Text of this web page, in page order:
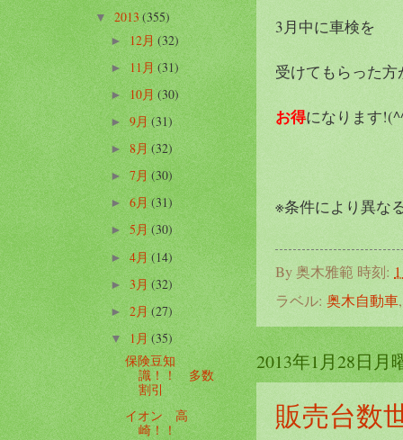
3月中に車検を
受けてもらった方
お得になります
※条件により異な
By奥木雅範 時刻:
ラベル: 奥木自動車
2013年1月28日月
販売台数
▼2013(355)
► 12月(32)
►11月(31)
►10月(30)
►9月(31)
►8月(32)
►7月(30)
►6月(31)
►5月(30)
►4月(14)
► 3月(32)
► 2月(27)
▼1月(35)
保険豆知
識！！ 多数
割引
イオン 高
崎！！